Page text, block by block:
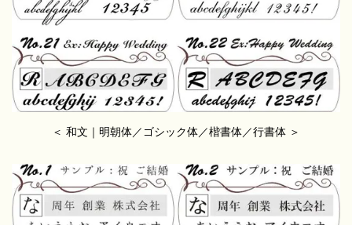
＜ 和文｜明朝体／ゴシック体／楷書体／行書体 ＞